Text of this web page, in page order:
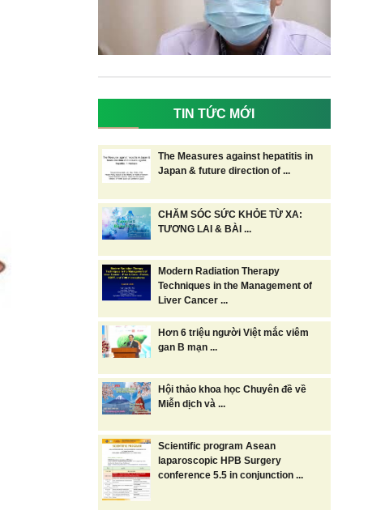
TIN TỨC MỚI
The Measures against hepatitis in
Japan & future direction of ...
CHĂM SÓC SỨC KHỎE TỪ XA:
TƯƠNG LAI & BÀI ...
Modern Radiation Therapy
Techniques in the Management of
Liver Cancer ...
Hơn 6 triệu người Việt mắc viêm
gan B mạn ...
Hội thảo khoa học Chuyên đề về
Miễn dịch và ...
Scientific program Asean
laparoscopic HPB Surgery
conference 5.5 in conjunction ...